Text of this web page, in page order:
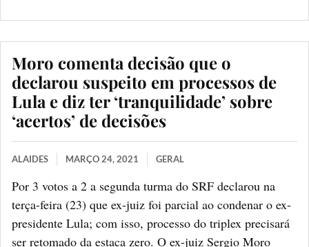
Moro comenta decisão que o
declarou suspeito em processos de
Lula e diz ter ‘tranquilidade’ sobre
‘acertos’ de decisões
ALAIDES MARÇO 24, 2021 GERAL
Por 3 votos a 2 a segunda turma do SRF declarou na
terça-feira (23) que ex-juiz foi parcial ao condenar o ex-
presidente Lula; com isso, processo do triplex precisará
ser retomado da estaca zero. O ex-juiz Sergio Moro